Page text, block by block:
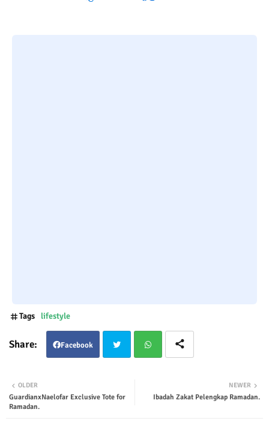
Tags lifestyle
Facebook
ter tsap
NEWER
Ibadah Zakat Pelengkap Ramadan.
OLDER
GuardianxNaelofar Exclusive Tote for
Ramadan.